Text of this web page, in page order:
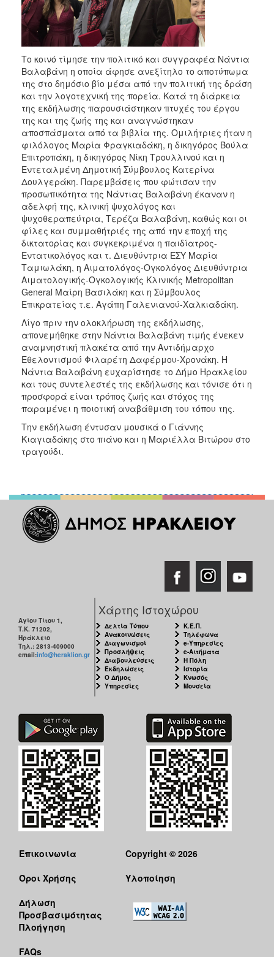
2006
ΤΟΠΟΣ
ΠΟΛΙΤΙΣΜΟΣ
ΑΝΘΕΚΤΙΚΗ
ΠΟΛΗ
Το κοινό τίμησε την πολιτικό και συγγραφέα Νάντια
Βαλαβάνη η οποία άφησε ανεξίτηλο το αποτύπωμα
της στο δημόσιο βίο μέσα από την πολιτική της δράση
και την λογοτεχνική της πορεία. Κατά τη διάρκεια
της εκδήλωσης παρουσιάστηκαν πτυχές του έργου
της και της ζωής της και αναγνώστηκαν
αποσπάσματα από τα βιβλία της. Ομιλήτριες ήταν η
φιλόλογος Μαρία Φραγκιαδάκη, η δικηγόρος Βούλα
Επιτροπάκη, η δικηγόρος Νίκη Τρουλλινού και η
Εντεταλμένη Δημοτική Σύμβουλος Κατερίνα
Δουλγεράκη. Παρεμβάσεις που φώτισαν την
προσωπικότητα της Νάντιας Βαλαβάνη έκαναν η
αδελφή της, κλινική ψυχολόγος και
ψυχοθεραπεύτρια, Τερέζα Βαλαβάνη, καθώς και οι
φίλες και συμμαθήτριές της από την εποχή της
δικτατορίας και συγκεκριμένα η παιδίατρος-
Εντατικολόγος και τ. Διευθύντρια ΕΣΥ Μαρία
Ταμιωλάκη, η Αιματολόγος-Ογκολόγος Διευθύντρια
Αιματολογικής-Ογκολογικής Κλινικής Metropolitan
General Μαίρη Βασιλάκη και η Σύμβουλος
Επικρατείας τ.ε. Αγάπη Γαλενιανού-Χαλκιαδάκη.
Λίγο πριν την ολοκλήρωση της εκδήλωσης,
απονεμήθηκε στην Νάντια Βαλαβάνη τιμής ένεκεν
αναμνηστική πλακέτα από την Αντιδήμαρχο
Εθελοντισμού Φιλαρέτη Δαφέρμου-Χρονάκη. Η
Νάντια Βαλαβάνη ευχαρίστησε το Δήμο Ηρακλείου
και τους συντελεστές της εκδήλωσης και τόνισε ότι η
προσφορά είναι τρόπος ζωής και στόχος της
παραμένει η ποιοτική αναβάθμιση του τόπου της.
Την εκδήλωση έντυσαν μουσικά ο Γιάννης
Κιαγιαδάκης στο πιάνο και η Μαριέλλα Βιτώρου στο
τραγούδι.
Αγίου Τίτου 1,
Τ.Κ. 71202,
Ηράκλειο
Τηλ.: 2813-409000
email:info@heraklion.gr
Χάρτης Ιστοχώρου
Δελτία Τύπου
Ανακοινώσεις
Διαγωνισμοί
Προσλήψεις
Διαβουλεύσεις
Εκδηλώσεις
Ο Δήμος
Υπηρεσίες
Κ.Ε.Π.
Τηλέφωνα
e-Υπηρεσίες
e-Αιτήματα
Η Πόλη
Ιστορία
Κνωσός
Μουσεία
Επικοινωνία
Όροι Χρήσης
Δήλωση
Προσβασιμότητας
Πλοήγηση
FAQs
Copyright © 2026
Υλοποίηση